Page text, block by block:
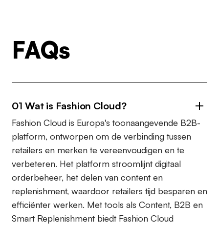
FAQs
01 Wat is Fashion Cloud?
Fashion Cloud is Europa's toonaangevende B2B-
platform, ontworpen om de verbinding tussen
retailers en merken te vereenvoudigen en te
verbeteren. Het platform stroomlijnt digitaal
orderbeheer, het delen van content en
replenishment, waardoor retailers tijd besparen en
efficiënter werken. Met tools als Content, B2B en
Smart Replenishment biedt Fashion Cloud